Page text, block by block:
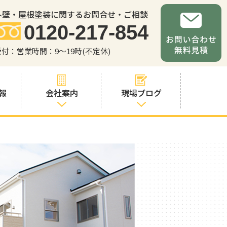
・屋根塗装に関するお問合せ・ご相談
0120-217-854
：営業時間：9～19時(不定休)
会社案内
職人・スタッフ
紹介
お問い合わせか
らの流れ
よくあるご質問
現場ブログ